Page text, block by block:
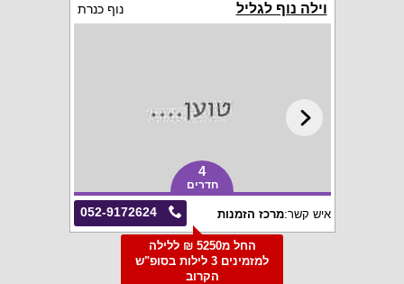
וילה נוף לגליל נוף כנרת
4
חדרים
052-9172624 איש קשר:מרכז הזמנות
החל מ5250 ₪ ללילה
למזמינים 3 לילות בסופ"ש
הקרוב